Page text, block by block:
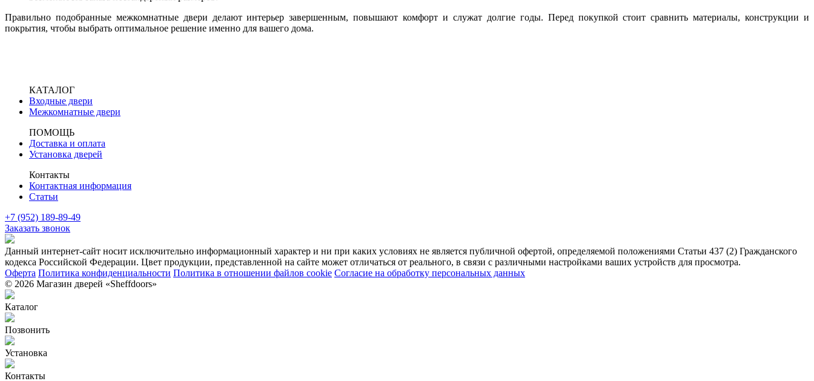
Правильно подобранные межкомнатные двери делают интерьер завершенным, повышают комфорт и служат долгие годы. Перед покупкой стоит сравнить материалы, конструкции и
покрытия, чтобы выбрать оптимальное решение именно для вашего дома.
КАТАЛОГ
Входные двери
Межкомнатные двери
ПОМОЩЬ
Доставка и оплата
Установка дверей
Контакты
Контактная информация
Статьи
+7 (952) 189-89-49
Заказать звонок
Данный интернет-сайт носит исключительно информационный характер и ни при каких условиях не является публичной офертой, определяемой положениями Статьи 437 (2) Гражданского
кодекса Российской Федерации. Цвет продукции, представленной на сайте может отличаться от реального, в связи с различными настройками ваших устройств для просмотра.
Оферта Политика конфиденциальности Политика в отношении файлов cookie Согласие на обработку персональных данных
© 2026 Магазин дверей «Sheffdoors»
Каталог
Позвонить
Установка
Контакты